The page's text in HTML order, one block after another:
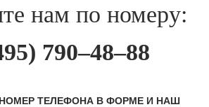
нам по номеру:
790–48–88
ТЕЛЕФОНА В ФОРМЕ И НАШ